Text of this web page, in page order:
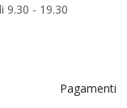
9.30 - 19.30
Pagamenti